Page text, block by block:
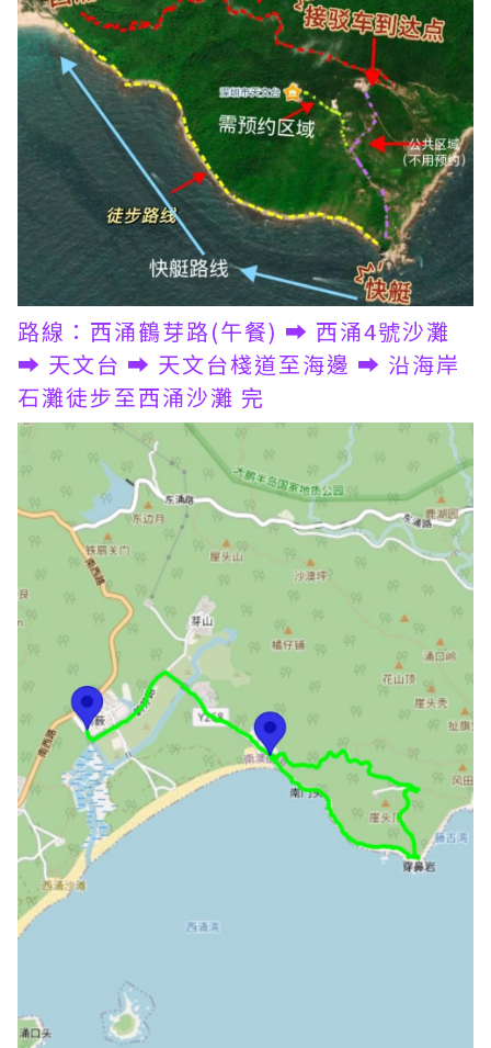
路線：西涌鶴芽路(午餐) ➡️ 西涌4號沙灘
➡️ 天文台 ➡️ 天文台棧道至海邊 ➡️ 沿海岸
石灘徒步至西涌沙灘 完